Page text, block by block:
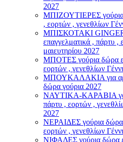
2027
ΜΠΙΖΟΥΤΙΕΡΕΣ γούρια
, εορτών , γενεθλίων
ΜΠΙΣΚΟΤΑΚΙ
επαγγελματικά , πάρτυ ,
μαιευτηρίου 2027
ΜΠΟΤΕΣ γούρια δώρα
εορτών , γενεθλίων
ΜΠΟΥΚΑΛΑΚΙΑ για
δώρα γούρια 2027
ΝΑΥΤΙΚΑ-ΚΑΡΑΒΙΑ
πάρτυ , εορτών ,
2027
ΝΕΡΑΙΔΕΣ γούρια δώρα
εορτών , γενεθλίων
ΝΙΦΑΔΕΣ γούρια δώρα